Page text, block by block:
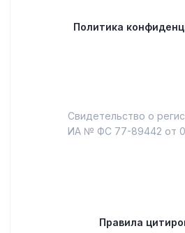
Политика
Свидетельство о
ИА № ФС 77-89442 от
Правила